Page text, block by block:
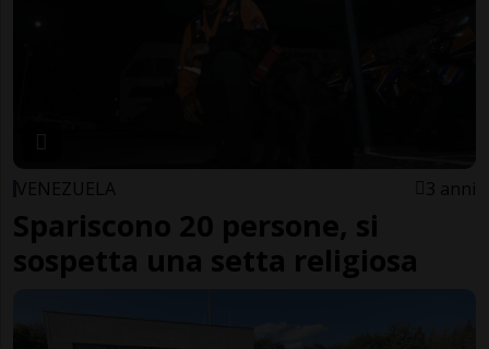
VENEZUELA 3 anni
Spariscono 20 persone, si
sospetta una setta religiosa